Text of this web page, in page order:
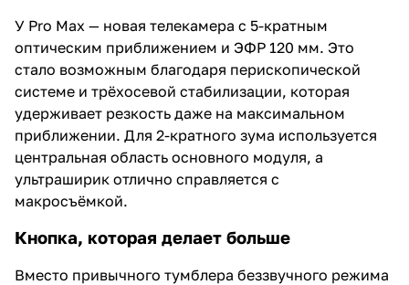
У Pro Max — новая телекамера с 5-кратным
оптическим приближением и ЭФР 120 мм. Это
стало возможным благодаря перископической
системе и трёхосевой стабилизации, которая
удерживает резкость даже на максимальном
приближении. Для 2-кратного зума используется
центральная область основного модуля, а
ультраширик отлично справляется с
макросъёмкой.
Кнопка, которая делает больше
Вместо привычного тумблера беззвучного режима